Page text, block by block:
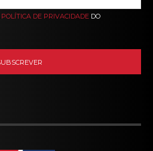
POLÍTICA DE PRIVACIDADE DO